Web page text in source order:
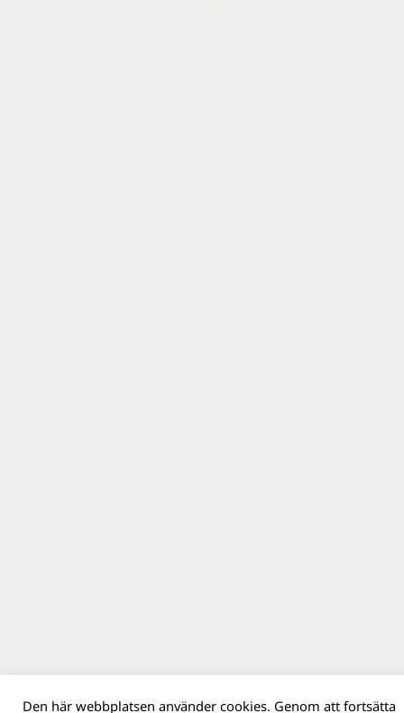
Den här webbplatsen använder cookies. Genom att fortsätta